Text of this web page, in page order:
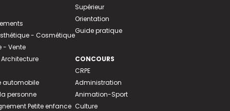
- Cosmétique
- Vente
automobile
personne
Petite enfance
Supérieur
Orientation
Guide pratique
CONCOURS
CRPE
Administration
Animation-Sport
Culture